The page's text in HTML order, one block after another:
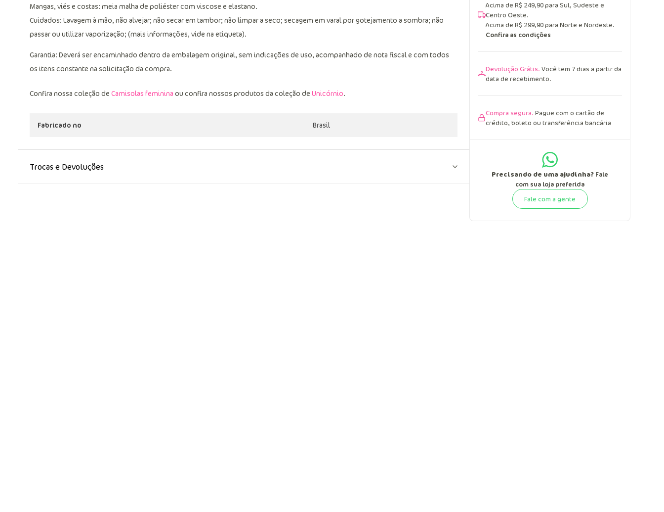
Mangas, viés e costas: meia malha de poliéster com viscose e elastano.
Cuidados: Lavagem à mão, não alvejar; não secar em tambor; não limpar a seco; secagem em varal por gotejamento a sombra; não
passar ou utilizar vaporização; (mais informações, vide na etiqueta).
Garantia: Deverá ser encaminhado dentro da embalagem original, sem indicações de uso, acompanhado de nota fiscal e com todos
os itens constante na solicitação da compra.
Confira nossa coleção de Camisolas feminina ou confira nossos produtos da coleção de Unicórnio.
Fabricado no Brasil
Trocas e Devoluções
Acima de R$ 249,90 para Sul, Sudeste e
Centro Oeste.
Acima de R$ 299,90 para Norte e Nordeste.
Confira as condições
Devolução Grátis. Você tem 7 dias a partir da
data de recebimento.
Compra segura. Pague com o cartão de
crédito, boleto ou transferência bancária
Precisando de uma ajudinha? Fale
com sua loja preferida
Fale com a gente